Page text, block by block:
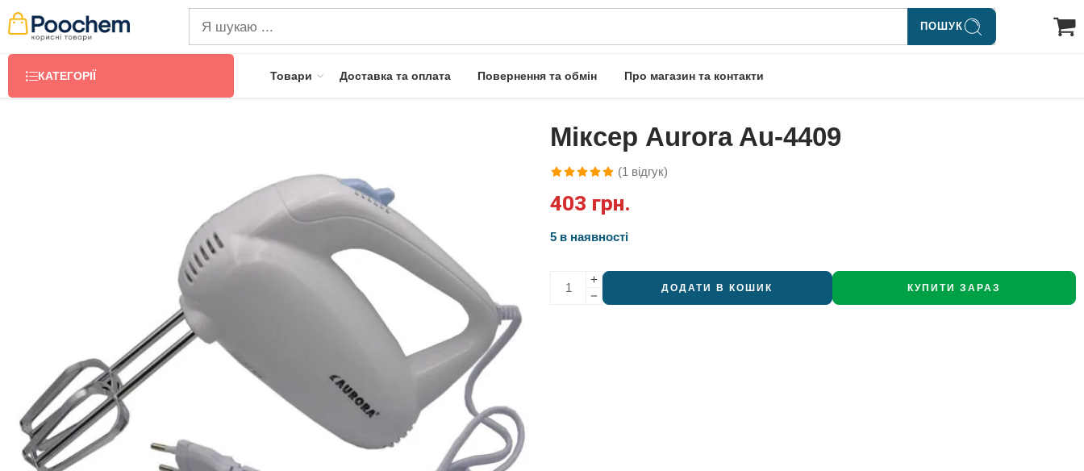
ПОШУК
КАТЕГОРІЇ Товари Доставка та оплата Повернення та обмін Про магазин та контакти
Міксер Aurora Au-4409
5.00з 5 на
(1 відгук)
403 грн.
5 в наявності
ДОДАТИ В КОШИК КУПИТИ ЗАРАЗ